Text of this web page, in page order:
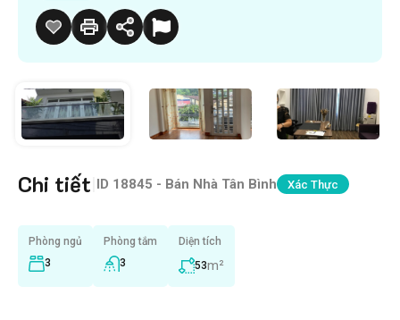
Chi tiết ID 18845 - Bán Nhà Tân Bình Xác Thực
Phòng ngủ
3
Phòng tắm
3
Diện tích
53m²